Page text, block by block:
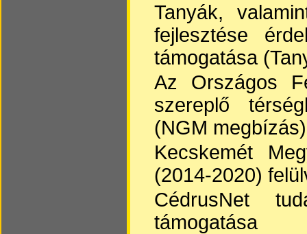
Tanyák,
fejlesztése
támogatása
Az Országos
szereplő
(NGM megbízás)
Kecskemét
(2014-2020)
CédrusNet
támogatása